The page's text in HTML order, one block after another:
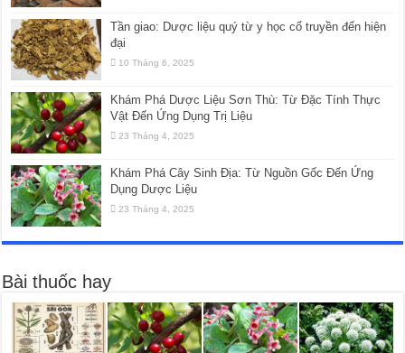
Tần giao: Dược liệu quý từ y học cổ truyền đến hiện
đại
10 Tháng 6, 2025
Khám Phá Dược Liệu Sơn Thù: Từ Đặc Tính Thực
Vật Đến Ứng Dụng Trị Liệu
23 Tháng 4, 2025
Khám Phá Cây Sinh Địa: Từ Nguồn Gốc Đến Ứng
Dụng Dược Liệu
23 Tháng 4, 2025
Bài thuốc hay